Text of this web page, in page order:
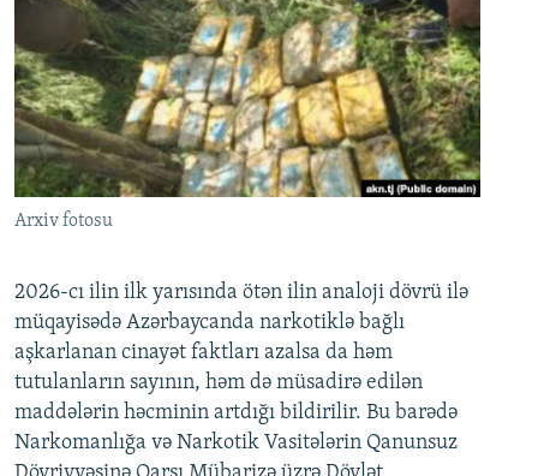
Arxiv fotosu
2026-cı ilin ilk yarısında ötən ilin analoji dövrü ilə
müqayisədə Azərbaycanda narkotiklə bağlı
aşkarlanan cinayət faktları azalsa da həm
tutulanların sayının, həm də müsadirə edilən
maddələrin həcminin artdığı bildirilir. Bu barədə
Narkomanlığa və Narkotik Vasitələrin Qanunsuz